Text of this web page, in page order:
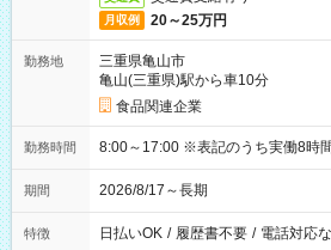
月収例 20～25万円
勤務地
三重県亀山市
亀山(三重県)駅から車10分
食品関連企業
勤務時間 8:00～17:00 ※表記のうち実働8
期間 2026/8/17～長期
特徴 日払いOK / 履歴書不要 / 電話対応